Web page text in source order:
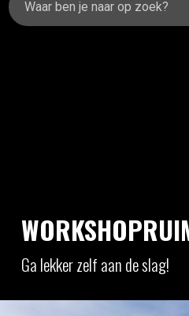
naar:
Ga lekker zelf aan de slag!